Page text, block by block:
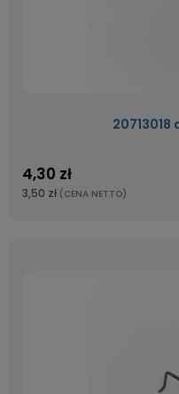
20713018
4,30 zł
3,50 zł (CENA NETTO)